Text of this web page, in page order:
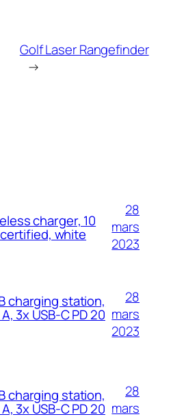
Golf Laser Rangefinder
→
charger, 10
certified, white
28
mars
2023
charging station,
3x USB-C PD 20
28
mars
2023
charging station,
3x USB-C PD 20
28
mars